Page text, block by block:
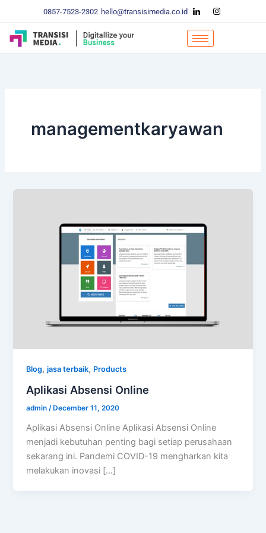
to
content
0857-7523-2302 hello@transisimedia.co.id
managementkaryawan
Blog,jasa terbaik, Products
Aplikasi Absensi Online
admin/ December 11, 2020
Aplikasi Absensi Online Aplikasi Absensi Online
menjadi kebutuhan penting bagi setiap perusahaan
sekarang ini. Pandemi COVID-19 mengharkan kita
melakukan inovasi […]